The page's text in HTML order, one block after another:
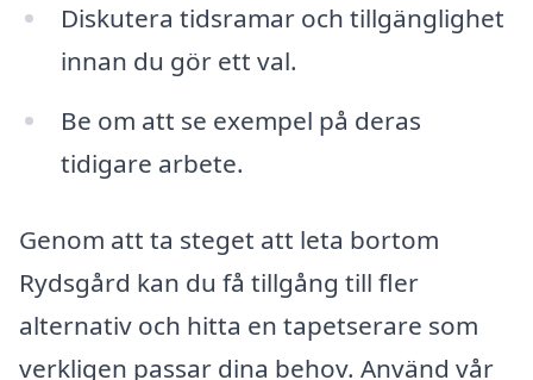
Diskutera tidsramar och tillgänglighet
innan du gör ett val.
Be om att se exempel på deras
tidigare arbete.
Genom att ta steget att leta bortom
Rydsgård kan du få tillgång till fler
alternativ och hitta en tapetserare som
verkligen passar dina behov. Använd vår